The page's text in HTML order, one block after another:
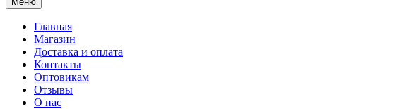
Главная
Магазин
Доставка и оплата
Контакты
Оптовикам
Отзывы
О нас